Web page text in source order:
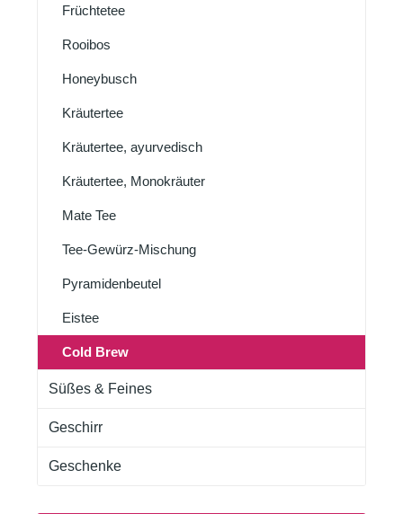
Früchtetee
Rooibos
Honeybusch
Kräutertee
Kräutertee, ayurvedisch
Kräutertee, Monokräuter
Mate Tee
Tee-Gewürz-Mischung
Pyramidenbeutel
Eistee
Cold Brew
Süßes & Feines
Geschirr
Geschenke